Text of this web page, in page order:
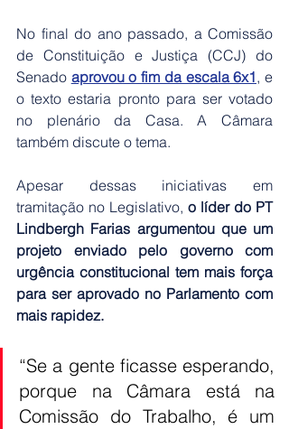
No final do ano passado, a Comissão
de Constituição e Justiça (CCJ) do
Senado aprovou o fim da escala 6x1, e
o texto estaria pronto para ser votado
no plenário da Casa. A Câmara
também discute o tema.
Apesar dessas iniciativas em
tramitação no Legislativo, o líder do PT
Lindbergh Farias argumentou que um
projeto enviado pelo governo com
urgência constitucional tem mais força
para ser aprovado no Parlamento com
mais rapidez.
“Se a gente ficasse esperando,
porque na Câmara está na
Comissão do Trabalho, é um